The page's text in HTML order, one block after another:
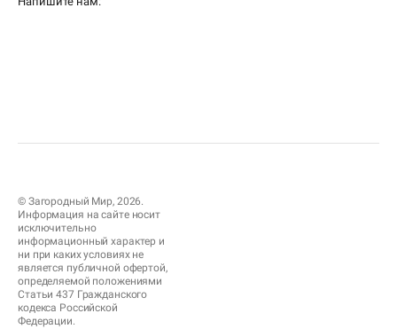
© Загородный Мир, 2026.
Информация на сайте носит
исключительно
информационный характер и
ни при каких условиях не
является публичной офертой,
определяемой положениями
Статьи 437 Гражданского
кодекса Российской
Федерации.